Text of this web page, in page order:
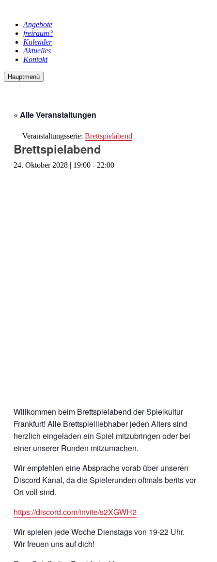
Angebote
freiraum?
Kalender
Aktuelles
Kontakt
Hauptmenü
« Alle Veranstaltungen
Veranstaltungsserie: Brettspielabend
Brettspielabend
24. Oktober 2028 | 19:00 - 22:00
Willkommen beim Brettspielabend der Spielkultur
Frankfurt! Alle Brettspielliebhaber jeden Alters sind
herzlich eingeladen ein Spiel mitzubringen oder bei
einer unserer Runden mitzumachen.
Wir empfehlen eine Absprache vorab über unseren
Discord Kanal, da die Spielerunden oftmals berits vor
Ort voll sind.
https://discord.com/invite/s2XGWH2
Wir spielen jede Woche Dienstags von 19-22 Uhr.
Wir freuen uns auf dich!